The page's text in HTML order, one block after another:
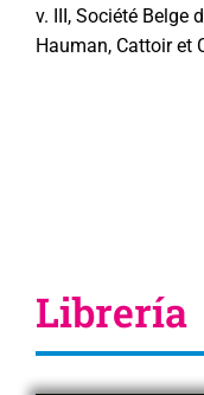
v. III, Société Belge
Hauman, Cattoir et
Librería